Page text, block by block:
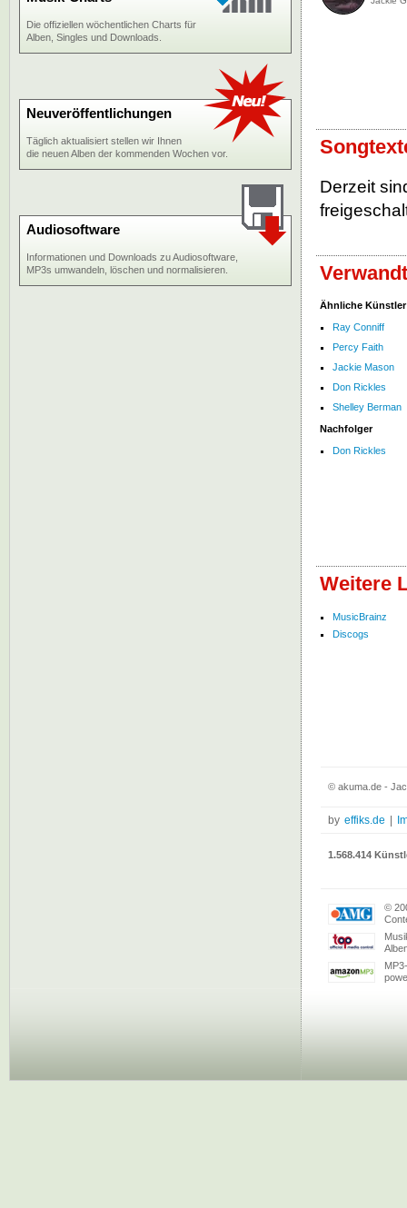
Derzeit
Ähnliche Künstler
Ray Conniff
Percy Faith
Jackie Mason
Don Rickles
Shelley Berman
Nachfolger
Don Rickles
Weitere
MusicBrainz
Discogs
Die offiziellen wöchentlichen Charts für
Alben, Singles und Downloads.
Neuveröffentlichungen
Täglich aktualisiert stellen wir Ihnen
die neuen Alben der kommenden Wochen vor.
Audiosoftware
Informationen und Downloads zu Audiosoftware,
MP3s umwandeln, löschen und normalisieren.
© akuma.de -
by effiks.de
1.568.414
©